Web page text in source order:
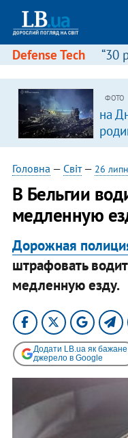
Defense Tech “30
ФОТО
на
Головна — Світ— 26
В Бельгии
медленную
Дорожная
штрафовать
медленную езду.
Додати LB.ua як бажане
джерело в Google